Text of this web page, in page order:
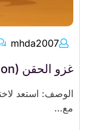
mhda2007
غزو الحقن (Injection Invasion)
الوصف: استعد
مع…